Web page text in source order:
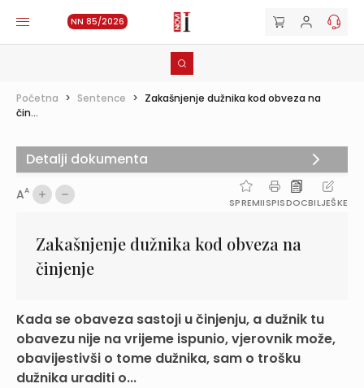
NN 85/2026
Početna > Sentence > Zakašnjenje dužnika kod obveza na
čin...
AA
SPREMIISPISDOCBILJEŠKE
Zakašnjenje dužnika kod obveza na
činjenje
Kada se obaveza sastoji u činjenju, a dužnik tu
obavezu nije na vrijeme ispunio, vjerovnik može,
obavijestivši o tome dužnika, sam o trošku
dužnika uraditi o...
Detalji dokumenta